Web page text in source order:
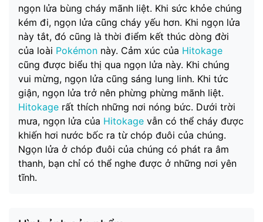
ngọn lửa bùng cháy mãnh liệt. Khi sức khỏe chúng
kém đi, ngọn lửa cũng cháy yếu hơn. Khi ngọn lửa
này tắt, đó cũng là thời điểm kết thúc dòng đời
của loài Pokémon này. Cảm xúc của Hitokage
cũng được biểu thị qua ngọn lửa này. Khi chúng
vui mừng, ngọn lửa cũng sáng lung linh. Khi tức
giận, ngọn lửa trở nên phừng phừng mãnh liệt.
Hitokage rất thích những nơi nóng bức. Dưới trời
mưa, ngọn lửa của Hitokage vẫn có thể cháy được
khiến hơi nước bốc ra từ chóp đuôi của chúng.
Ngọn lửa ở chóp đuôi của chúng có phát ra âm
thanh, bạn chỉ có thể nghe được ở những nơi yên
tĩnh.